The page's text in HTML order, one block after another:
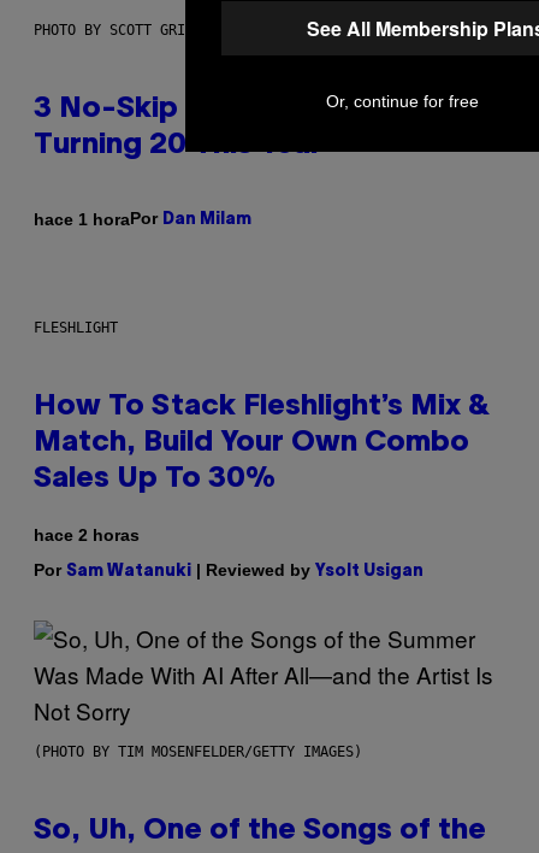
PHOTO BY SCOTT GRIES/GETTY IMAGES
3 No-Skip Pop-Punk Albums
Turning 20 This Year
hace 1 horaPor Dan Milam
FLESHLIGHT
How To Stack Fleshlight’s Mix &
Match, Build Your Own Combo
Sales Up To 30%
hace 2 horas
Por Sam Watanuki | Reviewed by Ysolt Usigan
(PHOTO BY TIM MOSENFELDER/GETTY IMAGES)
So, Uh, One of the Songs of the
See All Membership
Or, continue for free